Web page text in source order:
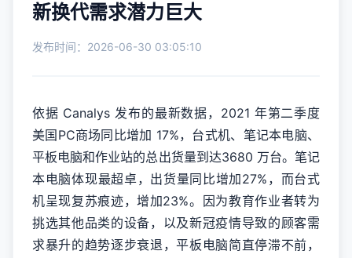
新换代需求潜力巨大
发布时间：2026-06-30 03:05:10
依据 Canalys 发布的最新数据，2021 年第二季度
美国PC商场同比增加 17%，台式机、笔记本电脑、
平板电脑和作业站的总出货量到达3680 万台。笔记
本电脑体现最超卓，出货量同比增加27%，而台式
机呈现复苏痕迹，增加23%。因为教育作业者转为
挑选其他品类的设备，以及新冠疫情导致的顾客需
求暴升的趋势逐步衰退，平板电脑简直停滞不前，